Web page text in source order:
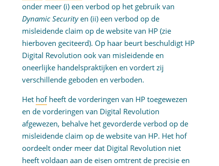
onder meer (i) een verbod op het gebruik van
Dynamic Securityen (ii) een verbod op de
misleidende claim op de website van HP (zie
hierboven geciteerd). Op haar beurt beschuldigt HP
Digital Revolution ook van misleidende en
oneerlijke handelspraktijken en vordert zij
verschillende geboden en verboden.
Het hofheeft de vorderingen van HP toegewezen
en de vorderingen van Digital Revolution
afgewezen, behalve het gevorderde verbod op de
misleidende claim op de website van HP. Het hof
oordeelt onder meer dat Digital Revolution niet
heeft voldaan aan de eisen omtrent de precisie en